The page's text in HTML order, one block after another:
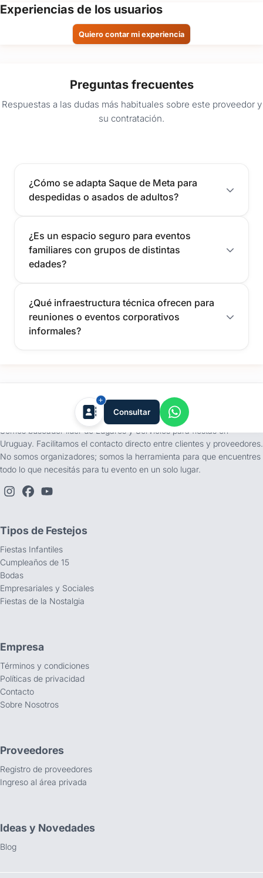
Experiencias de los usuarios
Quiero contar mi experiencia
Preguntas frecuentes
Respuestas a las dudas más habituales sobre este proveedor y
su contratación.
¿Cómo se adapta Saque de Meta para
despedidas o asados de adultos?
¿Es un espacio seguro para eventos
familiares con grupos de distintas
edades?
¿Qué infraestructura técnica ofrecen para
reuniones o eventos corporativos
informales?
Consultar
tufiesta.com.uy
Somos buscador líder de Lugares y Servicios para fiestas en
Uruguay. Facilitamos el contacto directo entre clientes y proveedores.
No somos organizadores; somos la herramienta para que encuentres
todo lo que necesitás para tu evento en un solo lugar.
Tipos de Festejos
Fiestas Infantiles
Cumpleaños de 15
Bodas
Empresariales y Sociales
Fiestas de la Nostalgia
Empresa
Términos y condiciones
Políticas de privacidad
Contacto
Sobre Nosotros
Proveedores
Registro de proveedores
Ingreso al área privada
Ideas y Novedades
Blog